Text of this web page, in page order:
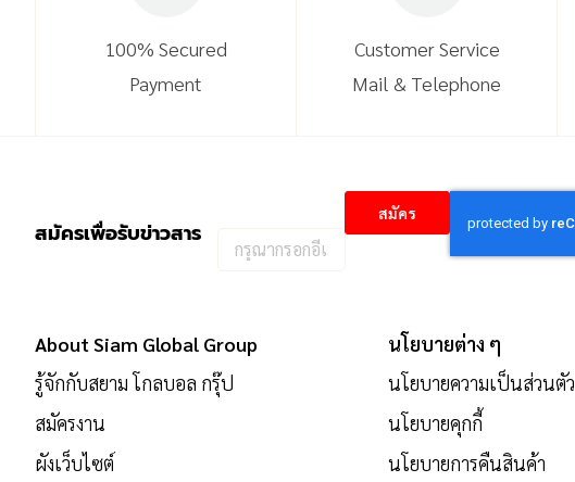
100% Secured
Payment
Customer Service
Mail & Telephone
สมัครเพื่อรับข่าวสาร
กรอก
รับ
ข่าวสาร:
สมัคร
About Siam Global Group
รู้จักกับสยาม โกลบอล กรุ๊ป
สมัครงาน
ผังเว็บไซต์
นโยบายต่าง ๆ
นโยบายความเป็นส่วนตัว
นโยบายคุกกี้
นโยบายการคืนสินค้า